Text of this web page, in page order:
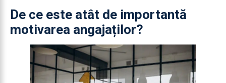
De ce este atât de importantă
motivarea angajaților?